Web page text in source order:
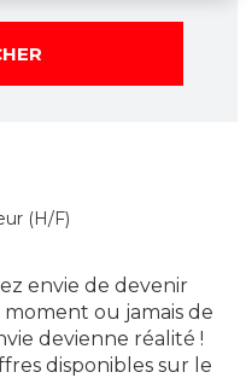
(H/F)
envie de devenir
moment ou jamais de
devienne réalité !
disponibles sur le